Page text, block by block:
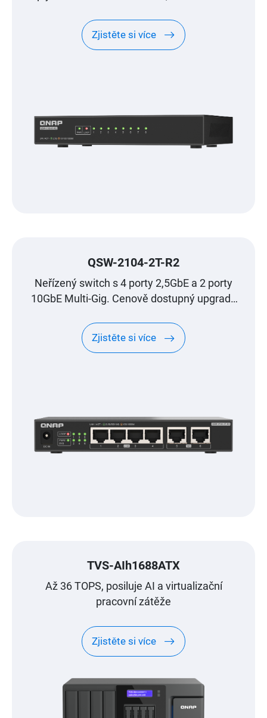
Zjistěte si více
QSW-2104-2T-R2
Neřízený switch s 4 porty 2,5GbE a 2 porty
10GbE Multi-Gig. Cenově dostupný upgrade
Zjistěte si více
TVS-AIh1688ATX
Až 36 TOPS, posiluje AI a virtualizační
pracovní zátěže
Zjistěte si více